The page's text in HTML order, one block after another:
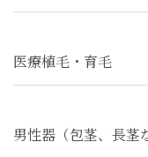
医療植毛・育毛
男性器（包茎、長茎